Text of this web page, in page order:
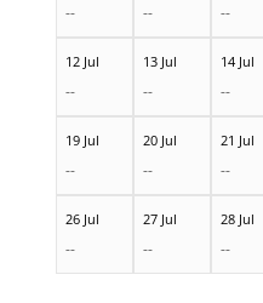
-- -- --
12 Jul
--
13 Jul
--
14 Jul
--
19 Jul
--
20 Jul
--
21 Jul
--
26 Jul
--
27 Jul
--
28 Jul
--